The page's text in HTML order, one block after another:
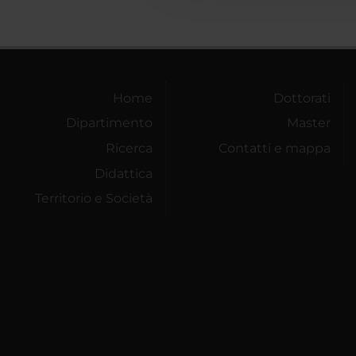
Home
Dipartimento
Ricerca
Didattica
Territorio e Società
Dottorati
Master
Contatti e mappa